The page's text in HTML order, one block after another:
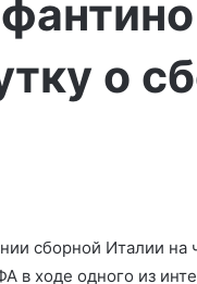
о
сборной Италии на
в ходе одного из
призвал
новогодние
в пользу майских